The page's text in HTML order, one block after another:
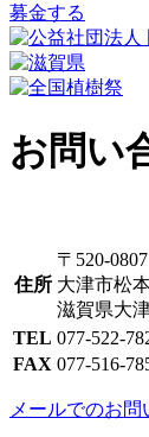
募金する
お問い
住所
〒520-0807
大津市松
滋賀県大
TEL 077-522-
FAX 077-516-
メールでのお